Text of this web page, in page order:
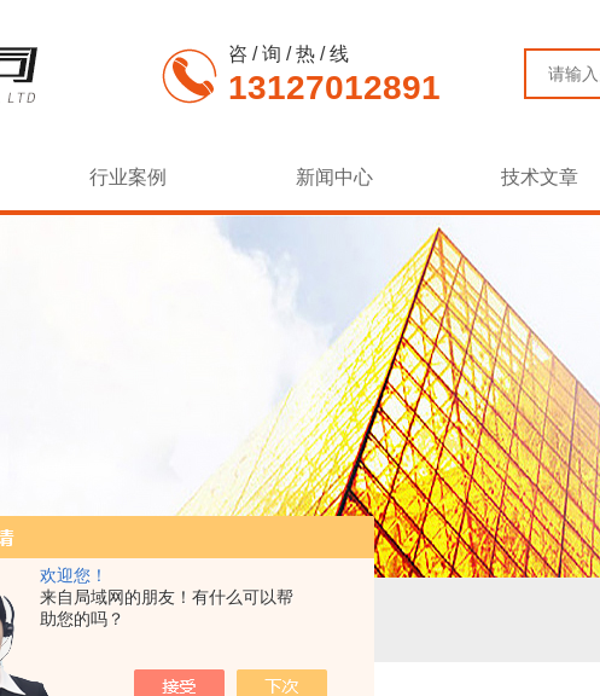
欢迎您！
来自局域网的朋友！有什么可以帮
助您的吗？
咨 / 询 / 热 / 线
13127012891
行业案例 新闻中心 技术文章